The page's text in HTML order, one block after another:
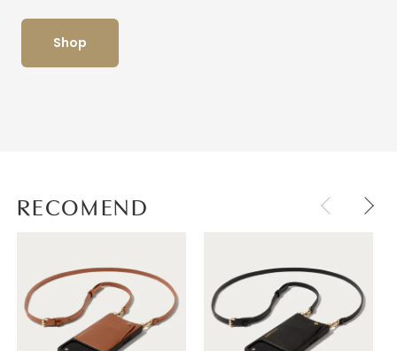
Shop
RECOMEND